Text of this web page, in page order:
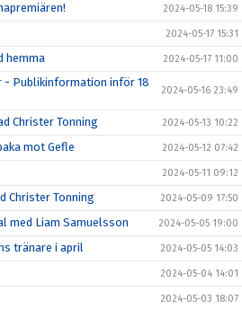
2024-05-18 15:39
2024-05-17 15:31
hemma 2024-05-17 11:00
- Publikinformation inför 18
2024-05-16 23:49
Christer Tonning 2024-05-13 10:22
mot Gefle 2024-05-12 07:42
2024-05-11 09:12
Christer Tonning 2024-05-09 17:50
med Liam Samuelsson 2024-05-05 19:00
tränare i april 2024-05-05 14:03
2024-05-04 14:01
2024-05-03 18:07